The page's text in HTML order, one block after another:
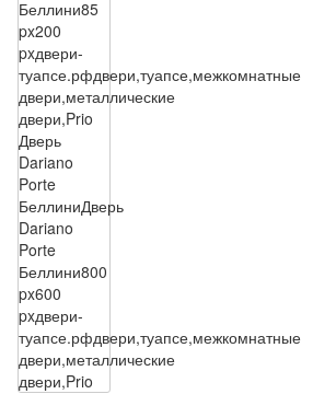
Беллини85
px200
pxдвери-
туапсе.рфдвери,туапсе,межкомнатные
двери,металлические
двери,Prio
Дверь
Dariano
Porte
БеллиниДверь
Dariano
Porte
Беллини800
px600
pxдвери-
туапсе.рфдвери,туапсе,межкомнатные
двери,металлические
двери,Prio